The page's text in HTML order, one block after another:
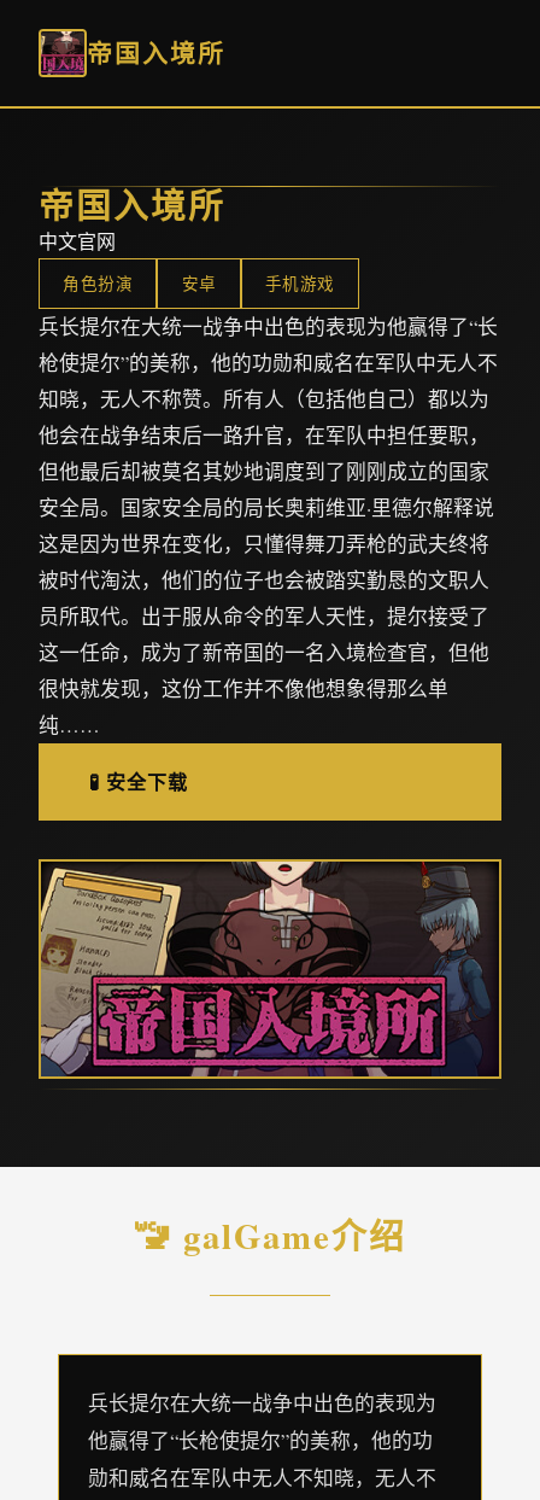
帝国入境所
帝国入境所
中文官网
角色扮演 安卓 手机游戏
兵长提尔在大统一战争中出色的表现为他赢得了“长
枪使提尔”的美称，他的功勋和威名在军队中无人不
知晓，无人不称赞。所有人（包括他自己）都以为
他会在战争结束后一路升官，在军队中担任要职，
但他最后却被莫名其妙地调度到了刚刚成立的国家
安全局。国家安全局的局长奥莉维亚·里德尔解释说
这是因为世界在变化，只懂得舞刀弄枪的武夫终将
被时代淘汰，他们的位子也会被踏实勤恳的文职人
员所取代。出于服从命令的军人天性，提尔接受了
这一任命，成为了新帝国的一名入境检查官，但他
很快就发现，这份工作并不像他想象得那么单
纯……
🧪 安全下载
🚾 galGame介绍
兵长提尔在大统一战争中出色的表现为
他赢得了“长枪使提尔”的美称，他的功
勋和威名在军队中无人不知晓，无人不